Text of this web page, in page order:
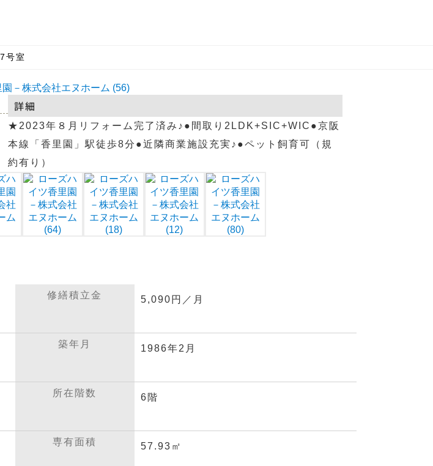
号室
詳細
★2023年８月リフォーム完了済み♪●間取り2LDK+SIC+WIC●京阪
本線「香里園」駅徒歩8分●近隣商業施設充実♪●ペット飼育可（規
約有り）
修繕積立金 5,090円／月
築年月 1986年2月
所在階数 6階
専有面積 57.93㎡